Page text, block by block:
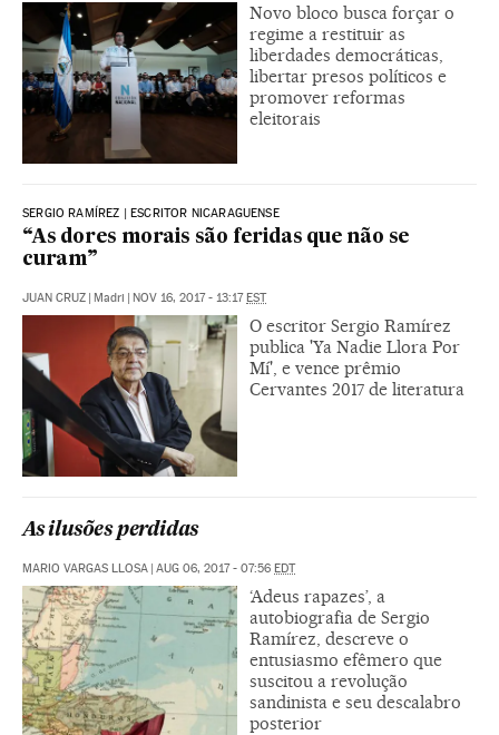
Novo bloco busca forçar o
regime a restituir as
liberdades democráticas,
libertar presos políticos e
promover reformas
eleitorais
SERGIO RAMÍREZ | ESCRITOR NICARAGUENSE
“As dores morais são feridas que não se
curam”
JUAN CRUZ | Madri | NOV 16, 2017 - 13:17EST
O escritor Sergio Ramírez
publica 'Ya Nadie Llora Por
Mí', e vence prêmio
Cervantes 2017 de literatura
As ilusões perdidas
MARIO VARGAS LLOSA | AUG 06, 2017 - 07:56 EDT
‘Adeus rapazes’, a
autobiografia de Sergio
Ramírez, descreve o
entusiasmo efêmero que
suscitou a revolução
sandinista e seu descalabro
posterior